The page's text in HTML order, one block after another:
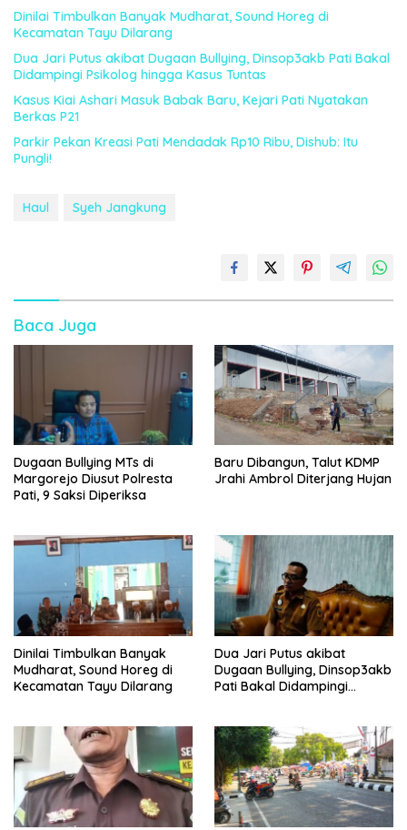
Dinilai Timbulkan Banyak Mudharat, Sound Horeg di
Kecamatan Tayu Dilarang
Dua Jari Putus akibat Dugaan Bullying, Dinsop3akb Pati Bakal
Didampingi Psikolog hingga Kasus Tuntas
Kasus Kiai Ashari Masuk Babak Baru, Kejari Pati Nyatakan
Berkas P21
Parkir Pekan Kreasi Pati Mendadak Rp10 Ribu, Dishub: Itu
Pungli!
Haul Syeh Jangkung
Baca Juga
Dugaan Bullying MTs di
Margorejo Diusut Polresta
Pati, 9 Saksi Diperiksa
Baru Dibangun, Talut KDMP
Jrahi Ambrol Diterjang Hujan
Dinilai Timbulkan Banyak
Mudharat, Sound Horeg di
Kecamatan Tayu Dilarang
Dua Jari Putus akibat
Dugaan Bullying, Dinsop3akb
Pati Bakal Didampingi